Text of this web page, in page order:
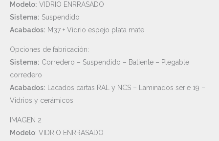
Modelo: VIDRIO ENRRASADO
Sistema: Suspendido
Acabados: M37 + Vidrio espejo plata mate
Opciones de fabricación:
Sistema: Corredero – Suspendido – Batiente – Plegable
corredero
Acabados: Lacados cartas RAL y NCS – Laminados serie 19 –
Vidrios y cerámicos
IMAGEN 2
Modelo: VIDRIO ENRRASADO